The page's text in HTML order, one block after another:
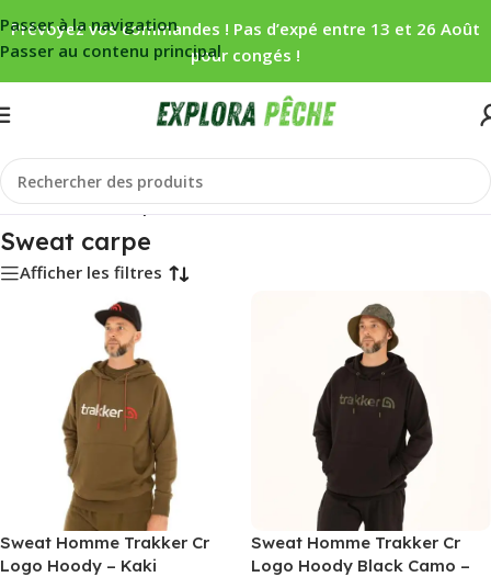
Passer à la navigation
Passer au contenu principal
Prévoyez vos commandes ! Pas d’expé entre 13 et 26 Août
pour congés !
Accueil/Sweat carpe
Sweat carpe
Afficher les filtres
Sweat Homme Trakker Cr
Logo Hoody – Kaki
Sweat Homme Trakker Cr
Logo Hoody Black Camo –